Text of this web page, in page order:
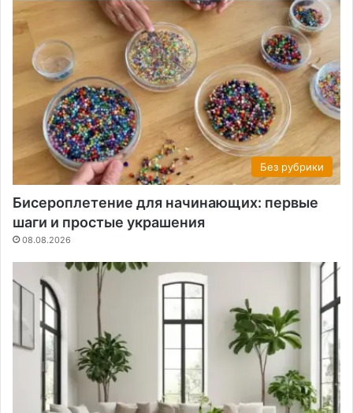
Без рубрики
Бисероплетение для начинающих: первые
шаги и простые украшения
08.08.2026